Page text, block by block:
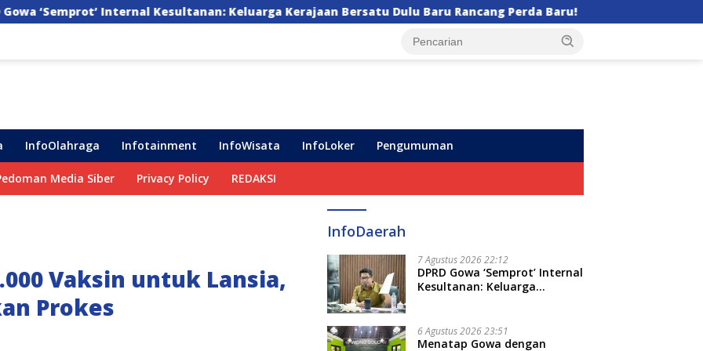
Kesultanan: Keluarga Kerajaan Bersatu Dulu Baru Rancang Perda Baru! Semarak HUT ke-102, Perumda Air
InfoOlahraga Infotainment InfoWisata InfoLoker Pengumuman
Media Siber Privacy Policy REDAKSI
Vaksin untuk Lansia,
Prokes
InfoDaerah
7 Agustus 2026 22:12
DPRD Gowa ‘Semprot’ Internal
Kesultanan: Keluarga
6 Agustus 2026 23:51
Menatap Gowa dengan